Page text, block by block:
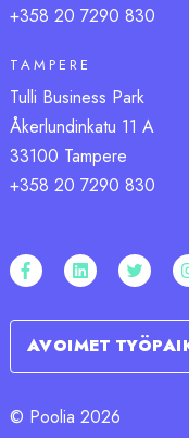
+358 20 7290 830
TAMPERE
Tulli Business Park
Åkerlundinkatu 11 A
33100 Tampere
+358 20 7290 830
AVOIMET
© Poolia 2026